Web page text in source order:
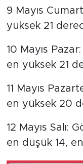
9 Mayıs
yüksek 21
10 Mayıs
en yüksek 21
11 Mayıs
en yüksek 20
12 Mayıs Salı:
en düşük 14,